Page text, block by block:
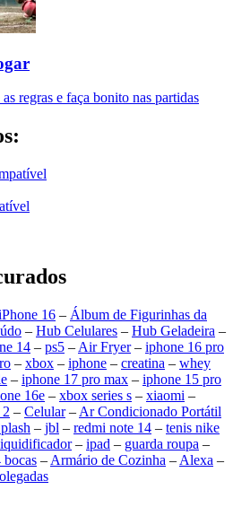
regras e faça bonito nas partidas
16 – Álbum de Figurinhas da
– Hub Celulares – Hub Geladeira –
14 – ps5 – Air Fryer– iphone 16 pro
– xbox – iphone – creatina – whey
– iphone 17 pro max – iphone 15 pro
16e – xbox series s – xiaomi –
– Celular– Ar Condicionado Portátil
– jbl – redmi note 14 – tenis nike
– ipad – guarda roupa –
bocas – Armário de Cozinha – Alexa –